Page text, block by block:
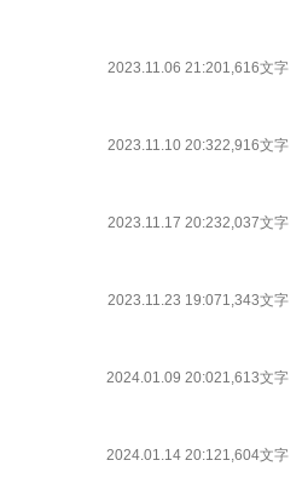
2023.11.06 21:201,616文字
2023.11.10 20:322,916文字
2023.11.17 20:232,037文字
2023.11.23 19:071,343文字
2024.01.09 20:021,613文字
2024.01.14 20:121,604文字